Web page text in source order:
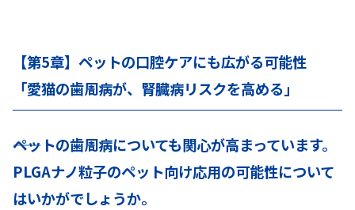
【第5章】ペットの口腔ケアにも広がる可能性
「愛猫の歯周病が、腎臓病リスクを高める」
――ペットの歯周病についても関心が高まっています。
PLGAナノ粒子のペット向け応用の可能性について
はいかがでしょうか。